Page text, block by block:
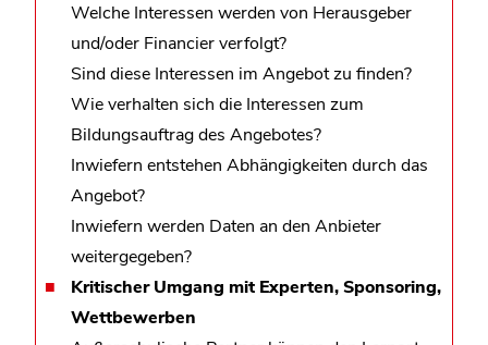
Welche Interessen werden von Herausgeber
und/oder Financier verfolgt?
Sind diese Interessen im Angebot zu finden?
Wie verhalten sich die Interessen zum
Bildungsauftrag des Angebotes?
Inwiefern entstehen Abhängigkeiten durch das
Angebot?
Inwiefern werden Daten an den Anbieter
weitergegeben?
Kritischer Umgang mit Experten, Sponsoring,
Wettbewerben